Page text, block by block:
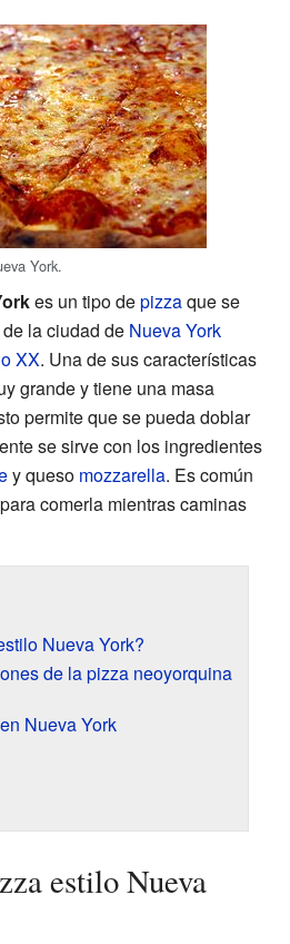
York.
es un tipo depizzaque se
la ciudad de Nueva York
XX. Una de sus características
grande y tiene una masa
permite que se pueda doblar
se sirve con los ingredientes
y queso mozzarella. Es común
comerla mientras caminas
Nueva York?
de la pizza neoyorquina
Nueva York
estilo Nueva